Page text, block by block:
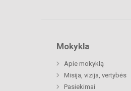
Mokykla
Apie mokyklą
Misija, vizija, vertybės
Pasiekimai